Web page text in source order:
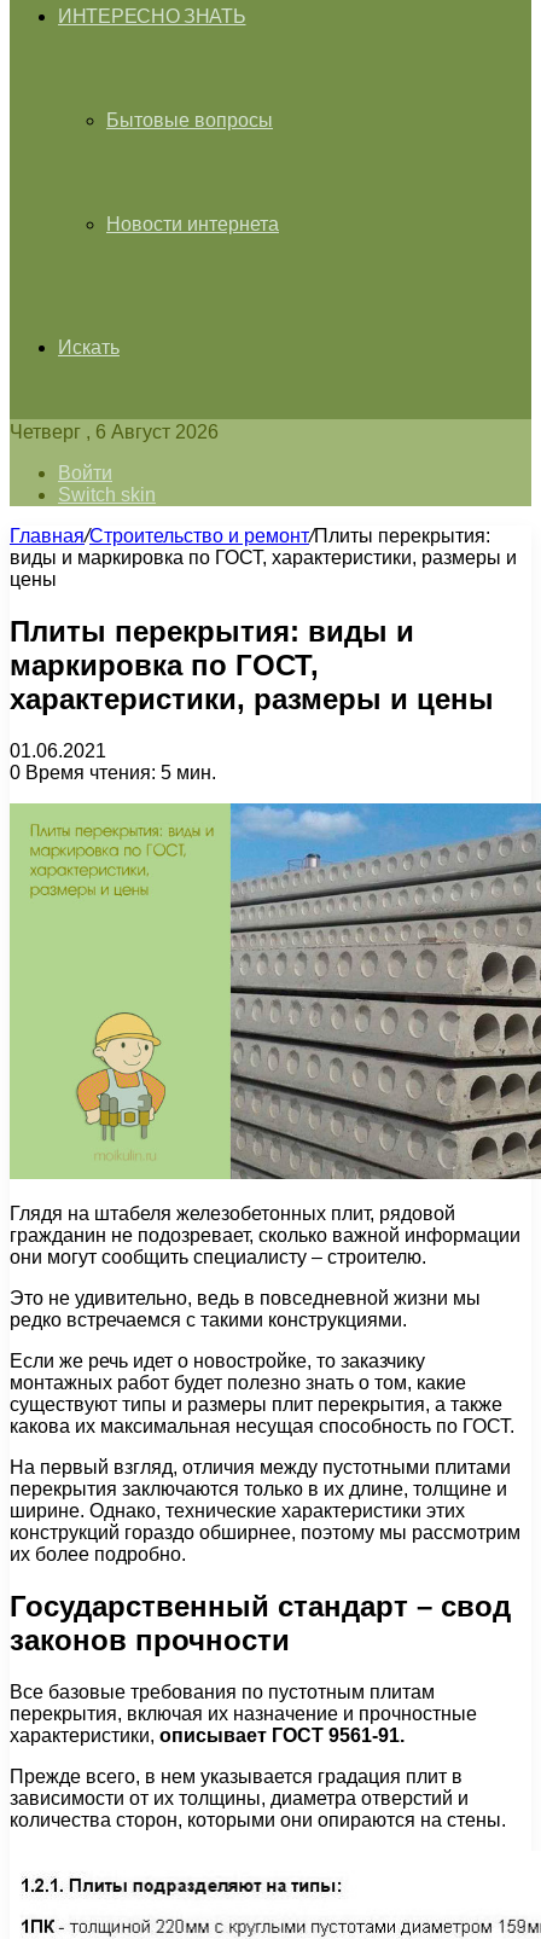
ИНТЕРЕСНО ЗНАТЬ
Бытовые вопросы
Новости интернета
Искать
Четверг , 6 Август 2026
Войти
Switch skin
Главная/Строительство и ремонт/Плиты перекрытия:
виды и маркировка по ГОСТ, характеристики, размеры и
цены
Плиты перекрытия: виды и
маркировка по ГОСТ,
характеристики, размеры и цены
01.06.2021
0 Время чтения: 5 мин.
Глядя на штабеля железобетонных плит, рядовой
гражданин не подозревает, сколько важной информации
они могут сообщить специалисту – строителю.
Это не удивительно, ведь в повседневной жизни мы
редко встречаемся с такими конструкциями.
Если же речь идет о новостройке, то заказчику
монтажных работ будет полезно знать о том, какие
существуют типы и размеры плит перекрытия, а также
какова их максимальная несущая способность по ГОСТ.
На первый взгляд, отличия между пустотными плитами
перекрытия заключаются только в их длине, толщине и
ширине. Однако, технические характеристики этих
конструкций гораздо обширнее, поэтому мы рассмотрим
их более подробно.
Государственный стандарт – свод
законов прочности
Все базовые требования по пустотным плитам
перекрытия, включая их назначение и прочностные
характеристики, описывает ГОСТ 9561-91.
Прежде всего, в нем указывается градация плит в
зависимости от их толщины, диаметра отверстий и
количества сторон, которыми они опираются на стены.